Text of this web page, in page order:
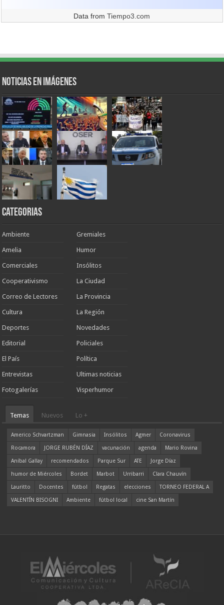
Data fromTiempo3.com
Noticias en Imágenes
Categorias
Ambiente
Amelia
Comerciales
Cooperativismo
Correo de Lectores
Cultura
Deportes
Editorial
El País
Entrevistas
Fotogalerías
Gremiales
Humor
Insólitos
La Ciudad
La Provincia
La Región
Novedades
Policiales
Política
Ultimas noticias
Visperhumor
Temas Nuevos Lo +
Americo Schvartzman Gimnasia Insólitos Agmer
Coronavirus
Rocamora
JORGE RUBÉN DÍAZ vacunación agenda
Mario Rovina
Aníbal Gallay
recomendados Parque Sur ATE
Jorge Díaz
humor de Miércoles
Bordet Marbot Urribarri
Clara Chauvín
Lauritto
Docentes fútbol Regatas elecciones
TORNEO FEDERAL A
VALENTÍN BISOGNI
Ambiente fútbol local cine San Martín